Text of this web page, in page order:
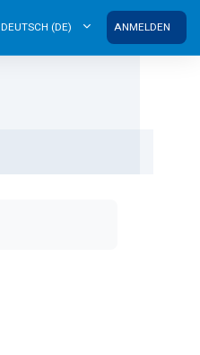
DEUTSCH ‎(DE)‎ ANMELDEN